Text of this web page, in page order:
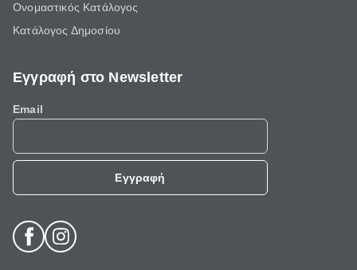
Ονομαστικός Κατάλογος
Κατάλογος Δημοσίου
Εγγραφή στο Newsletter
Email
Εγγραφή